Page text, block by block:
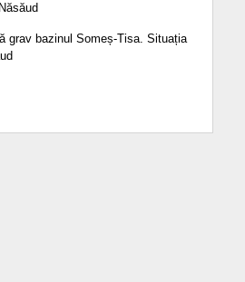
grav bazinul Someș-Tisa. Situația